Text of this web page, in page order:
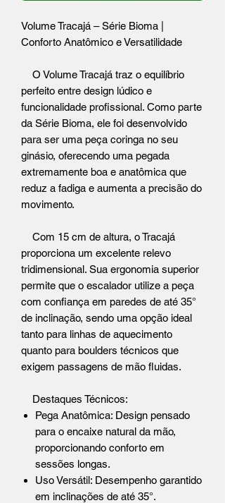
Volume Tracajá – Série Bioma |
Conforto Anatômico e Versatilidade
O Volume Tracajá traz o equilíbrio
perfeito entre design lúdico e
funcionalidade profissional. Como parte
da Série Bioma, ele foi desenvolvido
para ser uma peça coringa no seu
ginásio, oferecendo uma pegada
extremamente boa e anatômica que
reduz a fadiga e aumenta a precisão do
movimento.
Com 15 cm de altura, o Tracajá
proporciona um excelente relevo
tridimensional. Sua ergonomia superior
permite que o escalador utilize a peça
com confiança em paredes de até 35°
de inclinação, sendo uma opção ideal
tanto para linhas de aquecimento
quanto para boulders técnicos que
exigem passagens de mão fluidas.
Destaques Técnicos:
Pega Anatômica: Design pensado
para o encaixe natural da mão,
proporcionando conforto em
sessões longas.
Uso Versátil: Desempenho garantido
em inclinações de até 35°.